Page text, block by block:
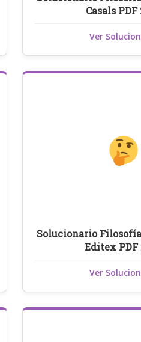
Casals PDF
Ver
Solucionario
Editex PDF
Ver